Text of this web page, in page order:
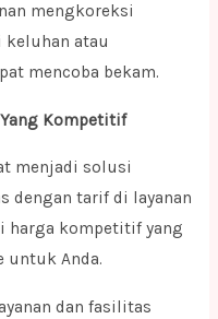
mengkoreksi
keluhan atau
mencoba bekam.
Kompetitif
menjadi solusi
dengan tarif di layanan
harga kompetitif yang
untuk Anda.
dan fasilitas